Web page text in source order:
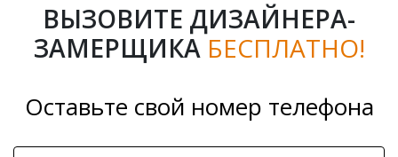
ВЫЗОВИТЕ ДИЗАЙНЕРА-
ЗАМЕРЩИКА БЕСПЛАТНО!
Оставьте свой номер телефона